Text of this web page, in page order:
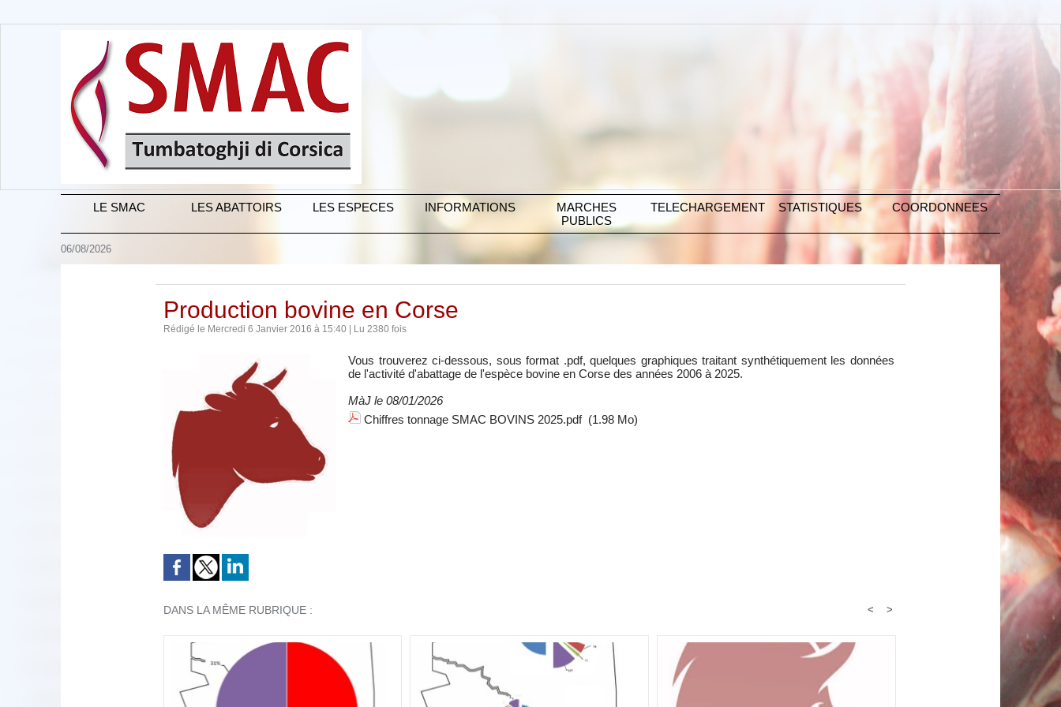
LE SMAC LES ABATTOIRS LES ESPECES INFORMATIONS
MARCHES
PUBLICS
TELECHARGEMENT STATISTIQUES COORDONNEES
06/08/2026
Production bovine en Corse
Rédigé le Mercredi 6 Janvier 2016 à 15:40 | Lu 2380 fois
Vous trouverez ci-dessous, sous format .pdf, quelques graphiques traitant synthétiquement les données
de l'activité d'abattage de l'espèce bovine en Corse des années 2006 à 2025.
MàJ le 08/01/2026
Chiffres tonnage SMAC BOVINS 2025.pdf (1.98 Mo)
DANS LA MÊME RUBRIQUE : < >